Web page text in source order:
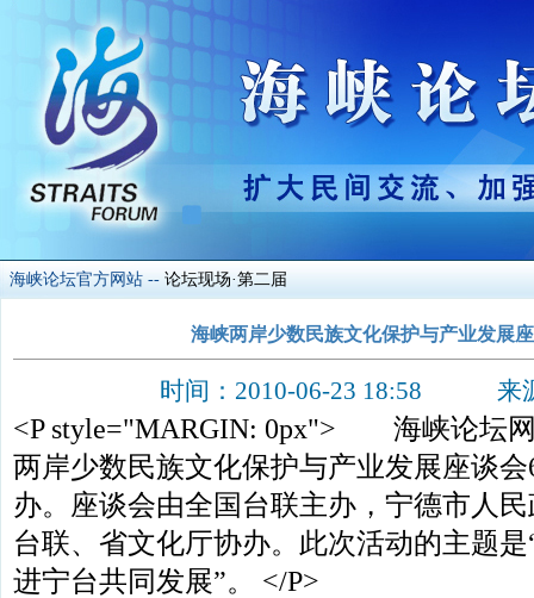
海峡论坛官方网站 -- 论坛现场·第二届
海峡两岸少数民族文化保护与产业发展
时间：2010-06-23 18:58 来
<P style="MARGIN: 0px"> 海峡论坛网
两岸少数民族文化保护与产业发展座谈
办。座谈会由全国台联主办，宁德市人
台联、省文化厅协办。此次活动的主题
进宁台共同发展”。 </P>